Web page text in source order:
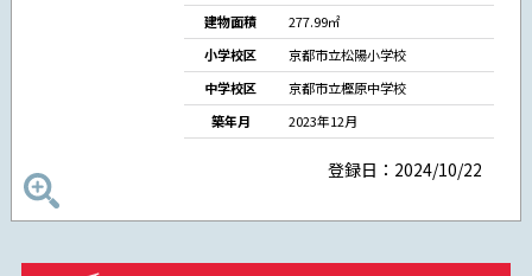
建物面積
277.99㎡
小学校区
京都市立松陽小学校
中学校区
京都市立樫原中学校
築年月
2023年12月
登録日：2024/10/22